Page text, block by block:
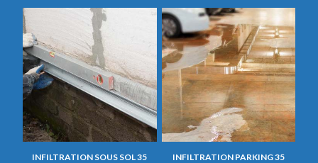
INFILTRATION SOUS SOL 35 INFILTRATION PARKING 35